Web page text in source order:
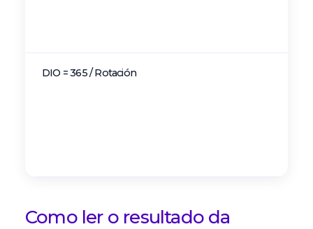
DIO = 365 / Rotación
Como ler o resultado da